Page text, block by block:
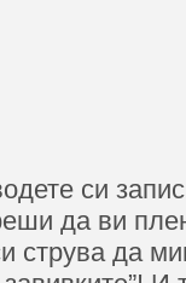
си
да ви
струва да